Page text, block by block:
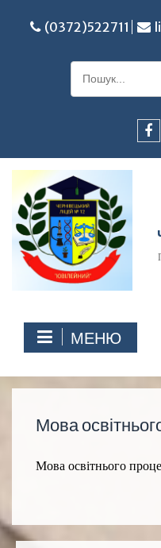
(0372)522711
Шукати:
МЕНЮ
Мова
Мова освітнього